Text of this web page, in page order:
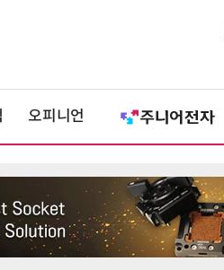
오피니언